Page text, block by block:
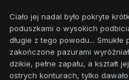
Ciało jej nadal było pokryte
poduszkami o wysokich
długie z tego powodu...
zakończone pazurami
dzikie, pełne zapału, a kształt
ostrych konturach, tylko